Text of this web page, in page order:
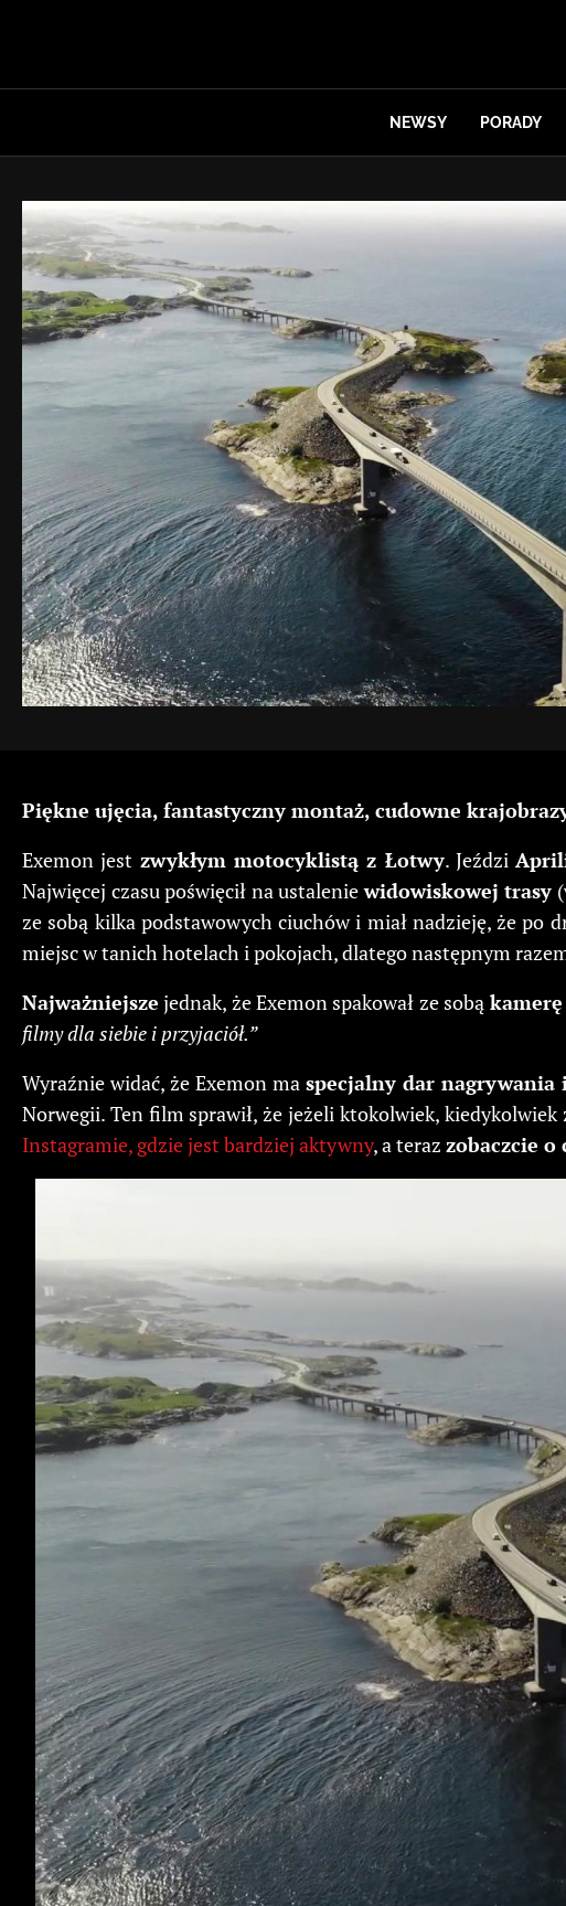
NEWSY PORADY
Piękne ujęcia, fantastyczny montaż, cudowne
Exemon jest zwykłym motocyklistą z Łotwy. Jeździ
Najwięcej czasu poświęcił na ustaleniewidowiskowej trasy
ze sobą kilka podstawowych ciuchów i miał nadzieję, że po
miejsc w tanich hotelach i pokojach, dlatego następnym
Najważniejsze jednak, że Exemon spakował ze sobą kamerę
filmy dla siebie i przyjaciół.”
Wyraźnie widać, że Exemon maspecjalny dar nagrywania
Norwegii. Ten film sprawił, że jeżeli ktokolwiek,
Instagramie, gdzie jest bardziej aktywny, a teraz zobaczcie o